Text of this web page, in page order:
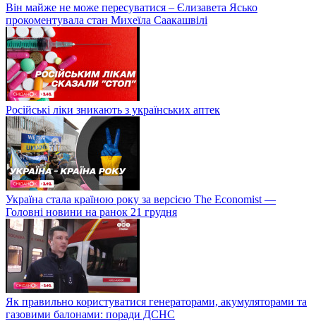
Він майже не може пересуватися – Єлизавета Ясько
прокоментувала стан Михеїла Саакашвілі
Російські ліки зникають з українських аптек
Україна стала країною року за версією The Economist —
Головні новини на ранок 21 грудня
Як правильно користуватися генераторами, акумуляторами та
газовими балонами: поради ДСНС